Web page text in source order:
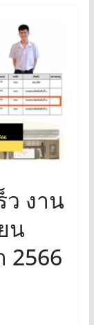
งาน
น
2566